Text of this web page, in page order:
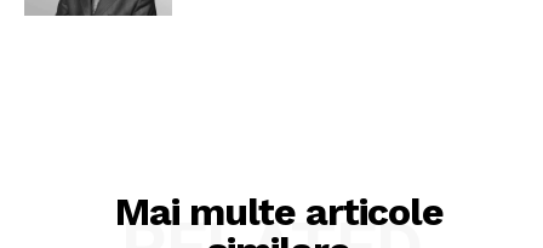
Mai multe articole